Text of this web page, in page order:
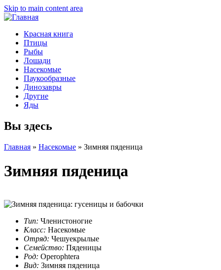
Skip to main content area
Красная книга
Птицы
Рыбы
Лошади
Насекомые
Паукообразные
Динозавры
Другие
Яды
Вы здесь
Главная » Насекомые » Зимняя пяденица
Зимняя пяденица
Тип: Членистоногие
Класс: Насекомые
Отряд: Чешуекрылые
Семейство: Пяденицы
Род: Operophtera
Вид: Зимняя пяденица